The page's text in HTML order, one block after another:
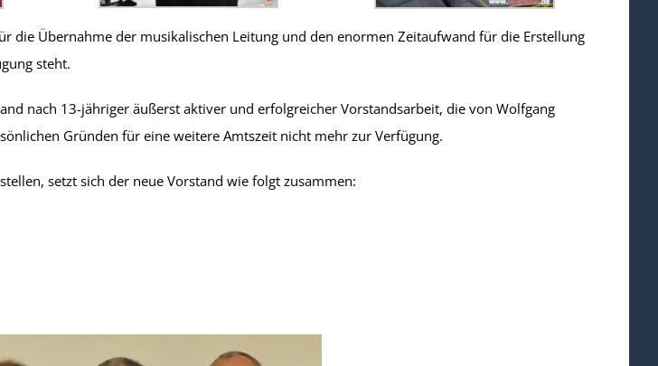
die Übernahme der musikalischen Leitung und den enormen Zeitaufwand für die Erstellung
steht.
nach 13-jähriger äußerst aktiver und erfolgreicher Vorstandsarbeit, die von Wolfgang
Gründen für eine weitere Amtszeit nicht mehr zur Verfügung.
setzt sich der neue Vorstand wie folgt zusammen: